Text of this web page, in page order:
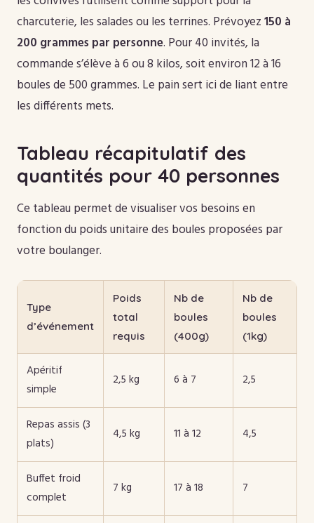
charcuterie, les salades ou les terrines. Prévoyez150 à
200 grammes par personne. Pour 40 invités, la
commande s’élève à 6 ou 8 kilos, soit environ 12 à 16
boules de 500 grammes. Le pain sert ici de liant entre
les différents mets.
Tableau récapitulatif des
quantités pour 40 personnes
Ce tableau permet de visualiser vos besoins en
fonction du poids unitaire des boules proposées par
votre boulanger.
Type
d’événement
Poids
total
requis
Nb de
boules
(400g)
Nb de
boules
(1kg)
Apéritif
simple
2,5 kg 6 à 7 2,5
Repas assis (3
plats)
4,5 kg 11 à 12 4,5
Buffet froid
complet
7 kg 17 à 18 7